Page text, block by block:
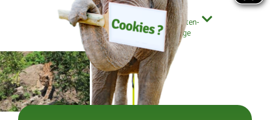
Neue Elefanten-
Außenanlage